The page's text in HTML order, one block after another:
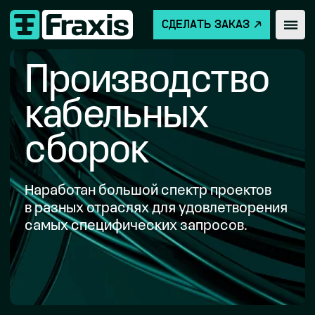
Производство
кабельных
сборок
Наработан большой спектр проектов
в разных отраслях для удовлетворения
самых специфических запросов.
Заказная
разработка
аппаратуры
Интернет-
магазин
ПЕРЕЙТИ